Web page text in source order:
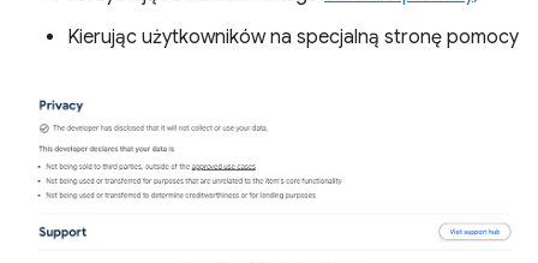
Kierując użytkowników na specjalną stronę pomocy